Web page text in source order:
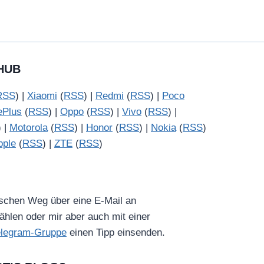
) | Xiaomi (RSS) | Redmi (RSS) | Poco
(RSS) | Oppo (RSS) | Vivo (RSS) |
| Motorola(RSS) | Honor (RSS) | Nokia(RSS)
(RSS) | ZTE (RSS)
Weg über eine E-Mail an
oder mir aber auch mit einer
Gruppe einen Tipp einsenden.